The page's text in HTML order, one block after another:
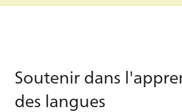
Soutenir dans
des langues